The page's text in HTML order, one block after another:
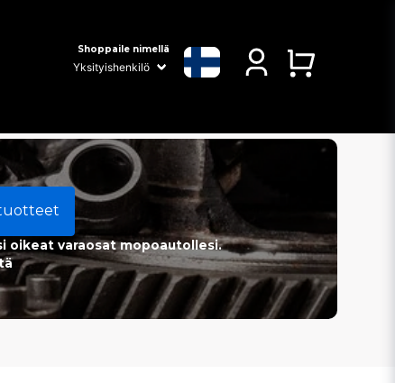
Shoppaile nimellä
oikeat varaosat mopoautollesi.